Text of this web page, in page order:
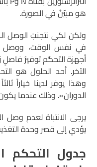
هو مبيّنٌ في الصورة.
في نفس الوقت، ووصل
أجهزة التحكُّم توفيرُ
الآخر. أحد الحلول هو
وهذا يوفر لدينا خياراً
الدوران». وذلك عندما
يرجى الانتباهُ لعدم
يؤدي إلى قصر وحدة
جدول التحكم